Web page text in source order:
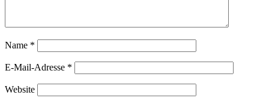
Name *
E-Mail-Adresse *
Website